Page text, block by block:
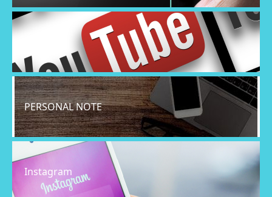
PERSONAL NOTE
Instagram